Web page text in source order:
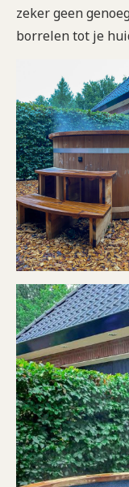
zeker geen
borrelen tot je